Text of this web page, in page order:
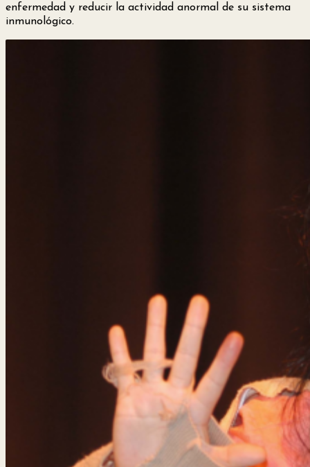
enfermedad y reducir la actividad anormal de su sistema
inmunológico.